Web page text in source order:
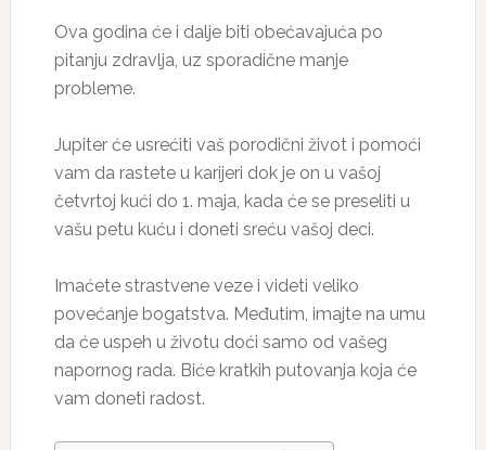
Ova godina će i dalje biti obećavajuća po
pitanju zdravlja, uz sporadične manje
probleme.
Jupiter će usrećiti vaš porodični život i pomoći
vam da rastete u karijeri dok je on u vašoj
četvrtoj kući do 1. maja, kada će se preseliti u
vašu petu kuću i doneti sreću vašoj deci.
Imaćete strastvene veze i videti veliko
povećanje bogatstva. Međutim, imajte na umu
da će uspeh u životu doći samo od vašeg
napornog rada. Biće kratkih putovanja koja će
vam doneti radost.